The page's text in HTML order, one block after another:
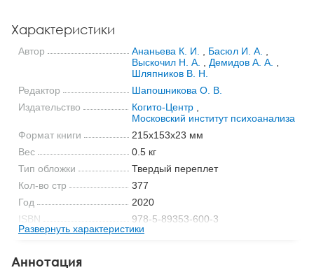
Характеристики
Автор Ананьева К. И. Басюл И. А.
Выскочил Н. А.
Демидов А. А.
Шляпников В. Н.
Редактор
Шапошникова О. В.
Издательство
Когито-Центр,
Московский институт психоанализа
Формат книги
215x153x23 мм
Вес
0.5 кг
Тип обложки
Твердый переплет
Кол-во стр
377
Год
2020
ISBN
978-5-89353-600-3
Код
25599
Развернуть характеристики
Аннотация